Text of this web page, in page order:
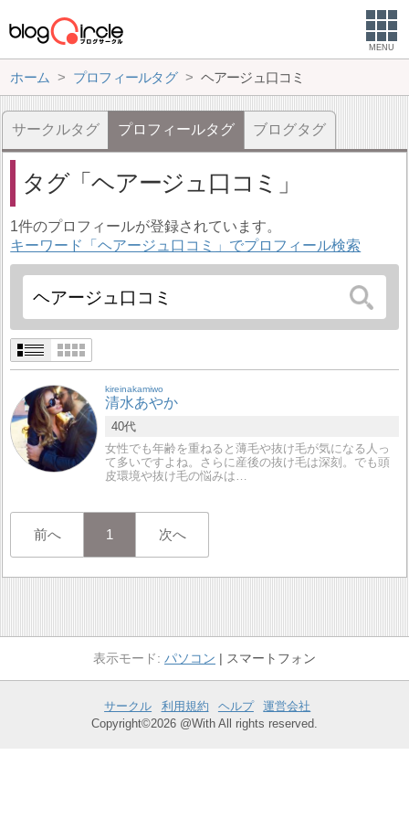
MENU
ホーム プロフィールタグ ヘアージュ口コミ
サークルタグ プロフィールタグ ブログタグ
タグ ヘアージュ口コミ
1件のプロフィールが登録されています。
キーワード「ヘアージュ口コミ」でプロフィール検索
kireinakamiwo
清水あやか
40代
女性でも年齢を重ねると薄毛や抜け毛が気になる人っ
て多いですよね。さらに産後の抜け毛は深刻。でも頭
皮環境や抜け毛の悩みは…
前へ 1 次へ
パソコン スマートフォン
サークル 利用規約 ヘルプ
運営会社
Copyright©2026 @With All rights reserved.